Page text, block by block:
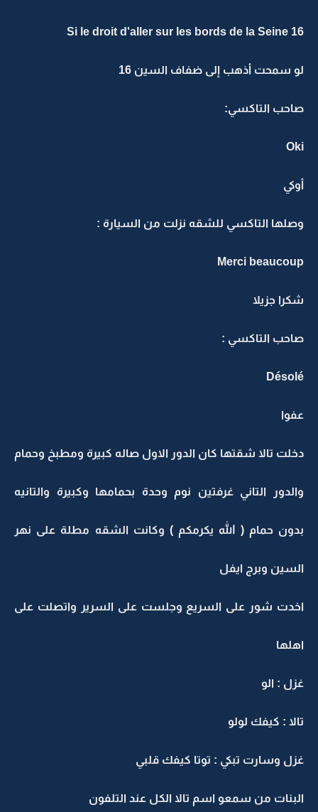
Si le droit d'aller sur les bords de la Seine 16
لو سمحت أذهب إلى ضفاف السين 16
صاحب التاكسي:
Oki
أوكي
وصلها التاكسي للشقه نزلت من السيارة :
Merci beaucoup
شكرا جزيلا
صاحب التاكسي :
Désolé
عفوا
دخلت تالا شقتها كان الدور الاول صاله كبيرة ومطبخ وحمام
والدور التاني غرفتين نوم وحدة بحمامها وكبيرة والتانيه
بدون حمام ( الله يكرمكم ) وكانت الشقه مطلة على نهر
السين وبرج ايفل
اخدت شور على السريع وجلست على السرير واتصلت على
اهلها
غزل : الو
تالا : كيفك لولو
غزل وسارت تبكي : توتا كيفك قلبي
البنات من سمعو اسم تالا الكل عند التلفون